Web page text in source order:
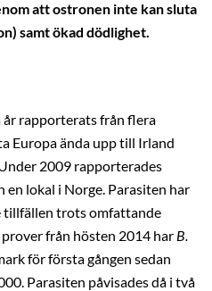
att ostronen inte kan sluta
samt ökad dödlighet.
år rapporterats från flera
Europa ända upp till Irland
2009 rapporterades
en lokal i Norge. Parasiten har
tillfällen trots omfattande
från hösten 2014 har B.
för första gången sedan
Parasiten påvisades då i två